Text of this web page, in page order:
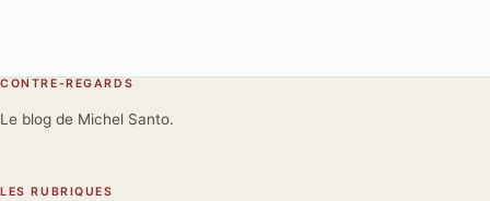
CONTRE-REGARDS
Le blog de Michel Santo.
LES RUBRIQUES